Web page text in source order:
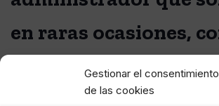
Gestionar el consentimiento
de las cookies
en raras ocasiones,
actualizar el firmware?